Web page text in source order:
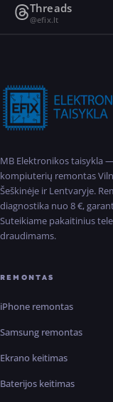
Threads
@efix.lt
MB Elektronikos taisykla
kompiuterių remontas
Šeškinėje ir Lentvaryje.
diagnostika nuo 8 €,
Suteikiame pakaitinius
draudimams.
REMONTAS
iPhone remontas
Samsung remontas
Ekrano keitimas
Baterijos keitimas